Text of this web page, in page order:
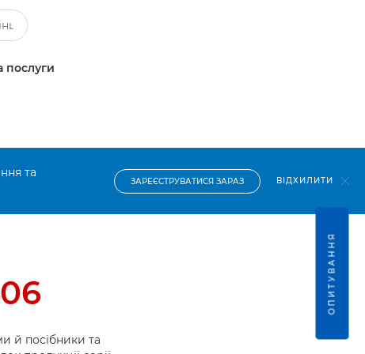
послуги
та
ЗАРЕЄСТРУВАТИСЯ ЗАРАЗ ВІДХИЛИТИ
й посібники та
ОПИТУВАННЯ